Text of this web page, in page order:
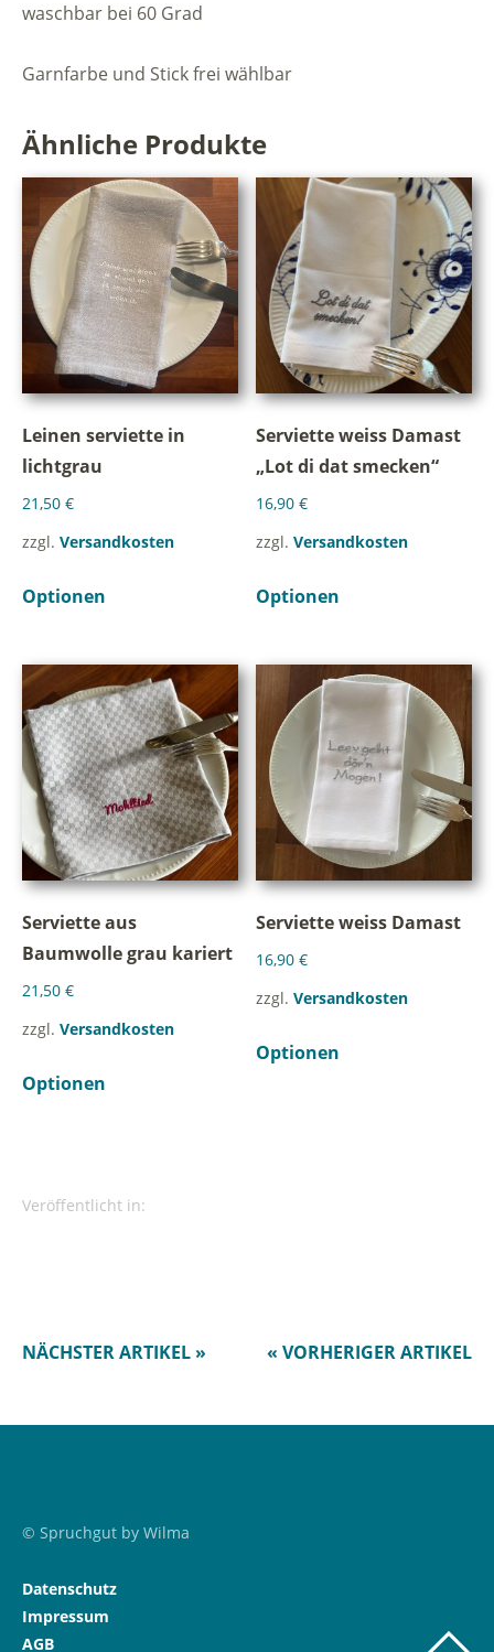
waschbar bei 60 Grad
Garnfarbe und Stick frei wählbar
Ähnliche Produkte
Leinen serviette in
lichtgrau
21,50 €
zzgl. Versandkosten
Optionen
Serviette weiss Damast
„Lot di dat smecken“
16,90€
zzgl.Versandkosten
Optionen
Serviette aus
Baumwolle grau kariert
21,50 €
zzgl. Versandkosten
Optionen
Serviette weiss Damast
16,90€
zzgl.Versandkosten
Optionen
Veröffentlicht in:
NÄCHSTER ARTIKEL » « VORHERIGER ARTIKEL
© Spruchgut by Wilma
Datenschutz
Impressum
AGB